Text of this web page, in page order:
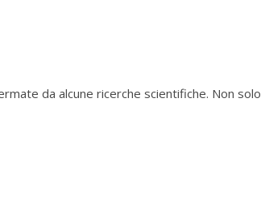
da alcune ricerche scientifiche. Non solo